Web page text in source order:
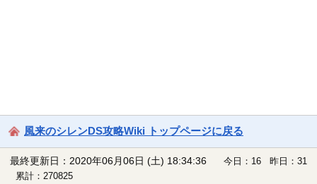
風来のシレンDS攻略Wiki トップページに戻る
最終更新日：2020年06月06日 (土) 18:34:36
今日：16 昨日：31
累計：270825